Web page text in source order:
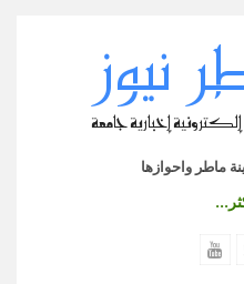
ماطر واحوازها